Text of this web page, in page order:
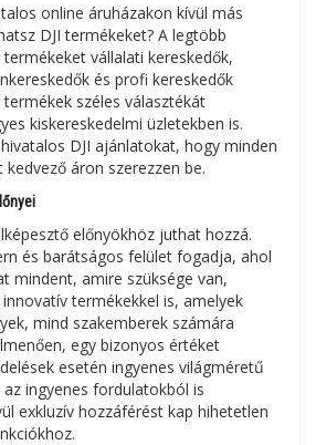
online áruházakon kívül más
DJI termékeket? A legtöbb
vállalati kereskedők,
és profi kereskedők
széles választékát
kiskereskedelmi üzletekben is.
DJI ajánlatokat, hogy minden
áron szerezzen be.
előnyökhöz juthat hozzá.
és barátságos felület fogadja, ahol
mindent, amire szüksége van,
termékekkel is, amelyek
mind szakemberek számára
egy bizonyos értéket
esetén ingyenes világméretű
ingyenes fordulatokból is
exkluzív hozzáférést kap hihetetlen